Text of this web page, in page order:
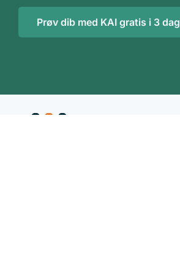
Prøv dib med KAI gratis i 3